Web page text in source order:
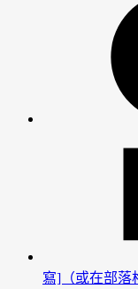
寫]（或在部落